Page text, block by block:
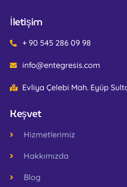
İletişim
+ 90 545 286 09 98
info@entegresis.com
Evliya Çelebi Mah. Eyüp
Keşvet
Hizmetlerimiz
Hakkımızda
Blog